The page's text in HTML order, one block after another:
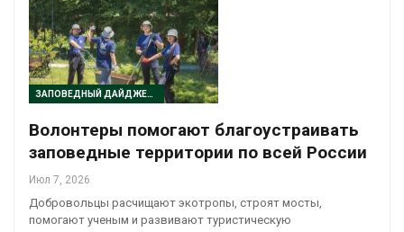
ЗАПОВЕДНЫЙ ДАЙДЖЕСТ
Волонтеры помогают благоустраивать
заповедные территории по всей России
Июл 7, 2026
Добровольцы расчищают экотропы, строят мосты,
помогают ученым и развивают туристическую